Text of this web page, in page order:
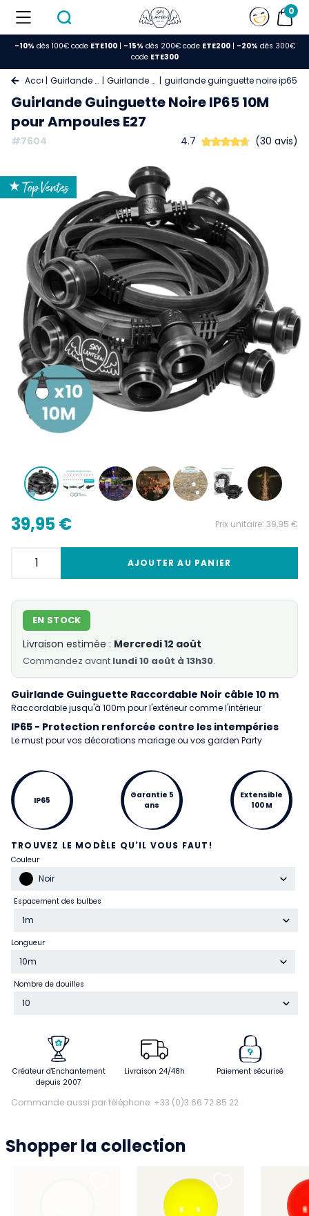
0
-10% dès 100€ code ETE100| -15% dès 200€ code ETE200| -20% dès 300€
code ETE300
Accueil Guirlande Lumineuse Guirlande Guinguette guirlande guinguette noire ip65
Guirlande Guinguette Noire IP65 10M
pour Ampoules E27
#7604 4.7 (30 avis)
★ Top Ventes
39,95 € Prix unitaire: 39,95 €
AJOUTER AU PANIER
Guirlande Guinguette Raccordable Noir câble 10 m
Raccordable jusqu'à 100m pour l'extérieur comme l'intérieur
IP65 - Protection renforcée contre les intempéries
Le must pour vos décorations mariage ou vos garden Party
TROUVEZ LE MODÈLE QU'IL VOUS FAUT!
Couleur
Noir
Espacement des bulbes
1m
Longueur
10m
Nombre de douilles
10
EN STOCK
Livraison estimée : Mercredi 12 août
Commandez avant lundi 10 août à 13h30.
IP65
Garantie 5
ans
Extensible
100 M
Créateur d'Enchantement
depuis 2007
Livraison 24/48h Paiement sécurisé
Commande aussi par téléphone: +33 (0)3 66 72 85 22
Shopper la collection